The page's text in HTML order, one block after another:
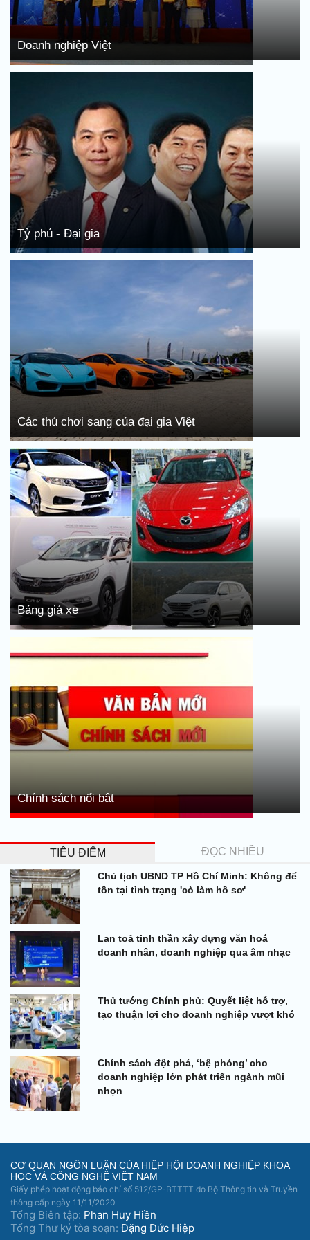
Doanh nghiệp Việt
Tỷ phú - Đại gia
Các thú chơi sang của đại gia Việt
Bảng giá xe
Chính sách nổi bật
TIÊU ĐIỂM ĐỌC NHIỀU
Chủ tịch UBND TP Hồ Chí Minh: Không để
tồn tại tình trạng 'cò làm hồ sơ'
Lan toả tinh thần xây dựng văn hoá
doanh nhân, doanh nghiệp qua âm nhạc
Thủ tướng Chính phủ: Quyết liệt hỗ trợ,
tạo thuận lợi cho doanh nghiệp vượt khó
Chính sách đột phá, ‘bệ phóng’ cho
doanh nghiệp lớn phát triển ngành mũi
nhọn
CƠ QUAN NGÔN LUẬN CỦA HIỆP HỘI DOANH NGHIỆP KHOA
HỌC VÀ CÔNG NGHỆ VIỆT NAM
Giấy phép hoạt động báo chí số 512/GP-BTTTT do Bộ Thông tin và Truyền
thông cấp ngày 11/11/2020
Tổng Biên tập: Phan Huy Hiền
Tổng Thư ký tòa soạn:Đặng Đức Hiệp